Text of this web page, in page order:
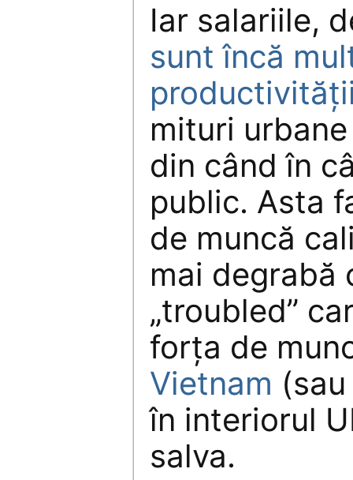
Iar salariile,
sunt încă
mituri
din când în
public. Asta
de muncă
mai degrabă
„troubled”
forța de
Vietnam
în interiorul
salva.